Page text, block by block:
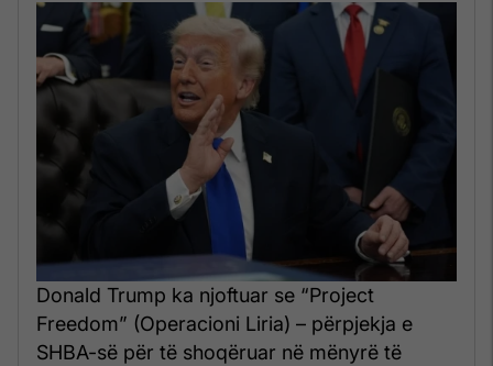
Donald Trump ka njoftuar se “Project
Freedom” (Operacioni Liria) – përpjekja e
SHBA-së për të shoqëruar në mënyrë të